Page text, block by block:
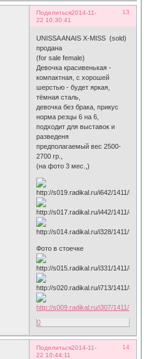
Поделиться 13
2014-11-
22 10:30:41
UNISSA ANAIS Х-MISS (sold)
продана
(for sale female)
Девочка красивенькая -
компактная, c хорошей
шерстью - будет яркая,
тёмная сталь,
девочка без брака, прикус
норма резцы 6 на 6,
подходит для выставок и
разведеня
предполагаемый вес 2500-
2700 гр.,
(на фото 3 мес.,)
Фото в стоечке
0
Поделиться 14
2014-11-
22 10:44:11